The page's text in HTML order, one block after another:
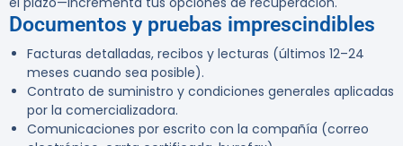
Documentos y pruebas imprescindibles
Facturas detalladas, recibos y lecturas (últimos 12–24
meses cuando sea posible).
Contrato de suministro y condiciones generales aplicadas
por la comercializadora.
Comunicaciones por escrito con la compañía (correo